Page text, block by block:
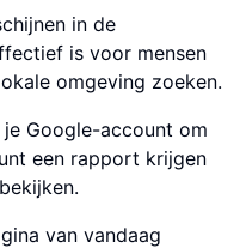
in de
is voor mensen
omgeving zoeken.
Google-account om
een rapport krijgen
van vandaag